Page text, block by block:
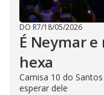
DO R7/18/05/2026
É Neymar
hexa
Camisa 10 do
esperar dele